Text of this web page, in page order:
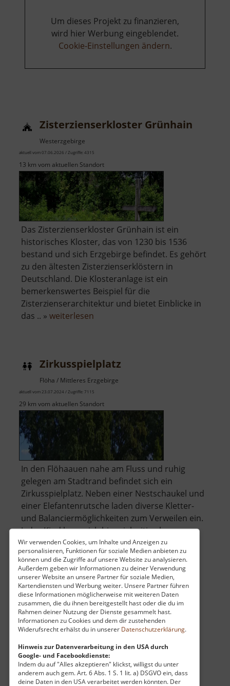
Wir verwenden Cookies, um Inhalte und Anzeigen zu
personalisieren, Funktionen für soziale Medien anbieten zu
können und die Zugriffe auf unsere Website zu analysieren.
Außerdem geben wir Informationen zu deiner Verwendung
unserer Website an unsere Partner für soziale Medien,
Kartendiensten und Werbung weiter. Unsere Partner führen
diese Informationen möglicherweise mit weiteren Daten
zusammen, die du ihnen bereitgestellt hast oder die du im
Rahmen deiner Nutzung der Dienste gesammelt hast.
Informationen zu Cookies und dem dir zustehenden
Widerufsrecht erhälst du in unserer Datenschutzerklärung.
Hinweis zur Datenverarbeitung in den USA durch
Google- und Facebookdienste:
Indem du auf "Alles akzeptieren" klickst, willigst du unter
anderem auch gem. Art. 6 Abs. 1 S. 1 lit. a) DSGVO ein, dass
deine Daten in den USA verarbeitet werden könnten. Der
Um dieses Projekt zu finanzieren,
wird hier Werbung eingeblendet.
Cookie-Einstellungen ändern.
Zisterzienserkloster Grünhain
Westerzgebirge
aktuell vom 07.06.2026 / Zugriffe: 4315
13 km vom aktuellen Standort
Das Zisterzienserkloster Grünhain ist ein
historisches Kloster, das von 1230 bis 1536
bestand und sich Erzgebirge befindet. Es gehört
zu den ältesten Zisterzienserklöstern in
Deutschland. Die Klosteranlage ist ein
bemerkenswertes Beispiel für die
Zisterzienserarchitektur und bietet Einblicke in
das .. » weiterlesen
Zirkusspielplatz
Flöha / Mittleres Erzgebirge
aktuell vom 23.07.2024 / Zugriffe: 7115
29 km vom aktuellen Standort
In den Flöhaauen nahe am Fluss und ruhig
gelegen am Stadtrand befindet sich ein
Zirkusspielplatz. Neben einer Nestschaukel und
einer Elefantenrutsche laden diverse Kletter-
und Balanciermöglichkeiten zum Verweilen ein.
Jedes Kind kann sich hier vielseitig als
Zirkusartist fühlen! Bänke im Schatten b.. »
weiterlesenüber
Zirkusspielplatz
ZipLine Klíny
Böhmisches Erzgebirge
aktuell vom 07.06.2026 / Zugriffe: 4642
40 km vom aktuellen Standort